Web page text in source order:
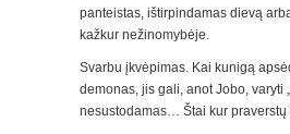
panteistas, ištirpindamas dievą
kažkur nežinomybėje.
Svarbu įkvėpimas. Kai kunigą
demonas, jis gali, anot Jobo, varyti
nesustodamas… Štai kur praverstų